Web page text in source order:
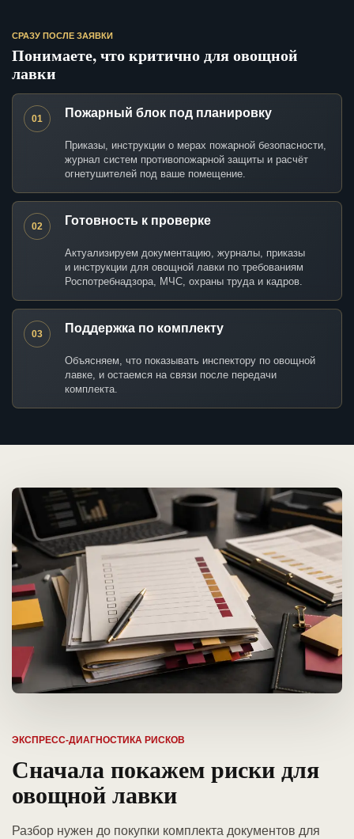
СРАЗУ ПОСЛЕ ЗАЯВКИ
Понимаете, что критично для овощной
лавки
01 Пожарный блок под планировку
Приказы, инструкции о мерах пожарной безопасности,
журнал систем противопожарной защиты и расчёт
огнетушителей под ваше помещение.
02 Готовность к проверке
Актуализируем документацию, журналы, приказы
и инструкции для овощной лавки по требованиям
Роспотребнадзора, МЧС, охраны труда и кадров.
03 Поддержка по комплекту
Объясняем, что показывать инспектору по овощной
лавке, и остаемся на связи после передачи
комплекта.
ЭКСПРЕСС-ДИАГНОСТИКА РИСКОВ
Сначала покажем риски для
овощной лавки
Разбор нужен до покупки комплекта документов для